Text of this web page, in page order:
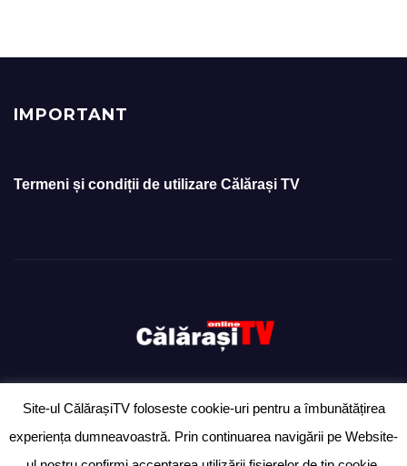
IMPORTANT
Termeni și condiții de utilizare Călărași TV
Proudly powered by WordPress |Theme: Newsup byThemeansar.
Site-ul CălărașiTV foloseste cookie-uri pentru a îmbunătățirea
experiența dumneavoastră. Prin continuarea navigării pe Website-